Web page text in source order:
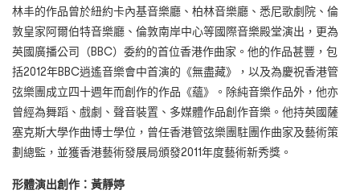
林丰的作品曾於紐約卡內基音樂廳、柏林音樂廳、悉尼歌劇院、倫
敦皇家阿爾伯特音樂廳、倫敦南岸中心等國際音樂殿堂演出，更為
英國廣播公司（BBC）委約的首位香港作曲家。他的作品甚豐，包
括2012年BBC逍遙音樂會中首演的《無盡藏》，以及為慶祝香港管
弦樂團成立四十週年而創作的作品《蘊》。除純音樂作品外，他亦
曾經為舞蹈、戲劇、聲音裝置、多媒體作品創作音樂。他持英國薩
塞克斯大學作曲博士學位，曾任香港管弦樂團駐團作曲家及藝術策
劃總監，並獲香港藝術發展局頒發2011年度藝術新秀獎。
形體演出創作：黃靜婷